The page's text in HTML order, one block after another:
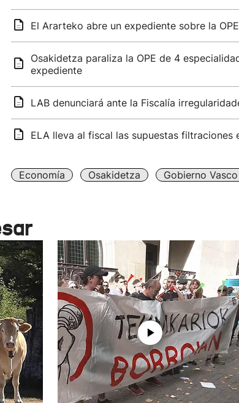
El Ararteko abre un expediente sobre la
Osakidetza paraliza la OPE de 4
expediente
LAB denunciará ante la Fiscalía
ELA lleva al fiscal las supuestas filtraciones
Economía Osakidetza Gobierno Vasco